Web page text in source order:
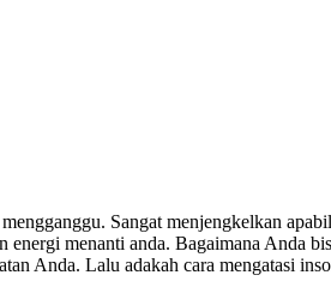
Sangat menjengkelkan
menanti anda. Bagaimana Anda
Anda. Lalu adakah cara mengatasi